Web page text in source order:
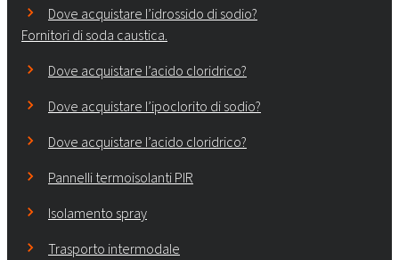
Dove acquistare l’idrossido di sodio?
Fornitori di soda caustica.
Dove acquistare l’acido cloridrico?
Dove acquistare l’ipoclorito di sodio?
Dove acquistare l’acido cloridrico?
Pannelli termoisolanti PIR
Isolamento spray
Trasporto intermodale